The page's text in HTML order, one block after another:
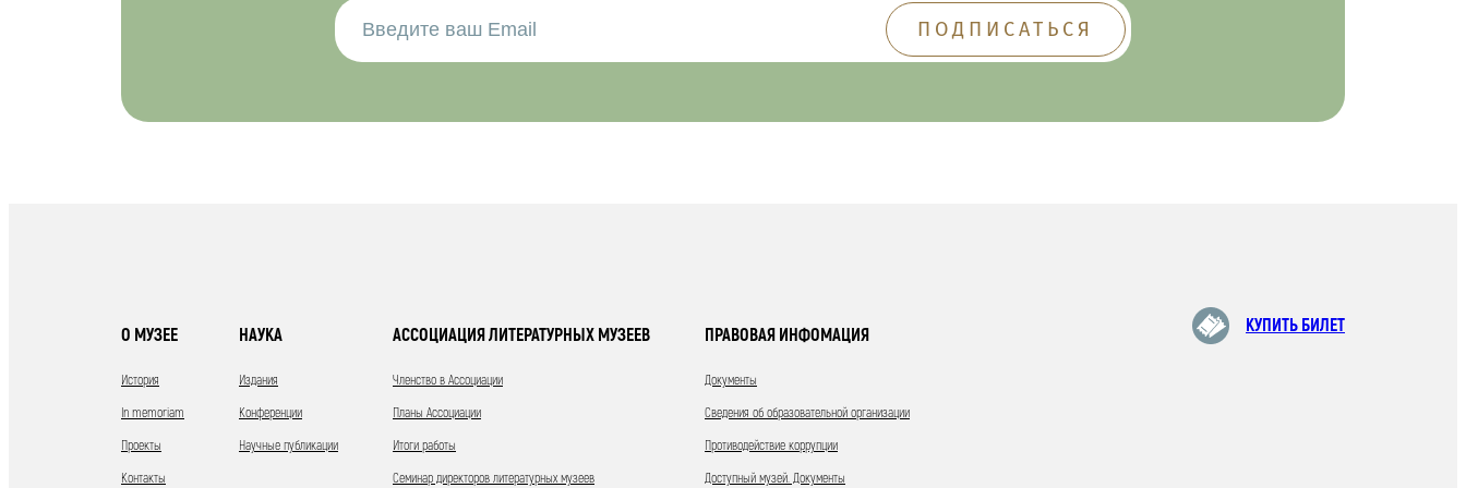
О МУЗЕЕ
История
In memoriam
Проекты
Контакты
НАУКА
Издания
Конференции
Научные публикации
АССОЦИАЦИЯ ЛИТЕРАТУРНЫХ МУЗЕЕВ
Членство в Ассоциации
Планы Ассоциации
Итоги работы
Семинар директоров литературных музеев
ПРАВОВАЯ ИНФОМАЦИЯ
Документы
Сведения об образовательной организации
Противодействие коррупции
Доступный музей. Документы
КУПИТЬ БИЛЕТ